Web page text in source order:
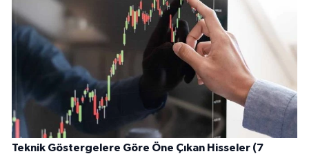
Teknik Göstergelere Göre Öne Çıkan Hisseler (7